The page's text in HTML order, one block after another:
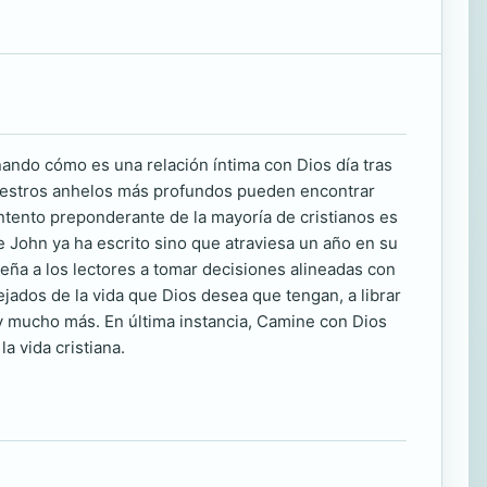
cómo es una relación íntima con Dios día tras
anhelos más profundos pueden encontrar
preponderante de la mayoría de cristianos es
ya ha escrito sino que atraviesa un año en su
a los lectores a tomar decisiones alineadas con
de la vida que Dios desea que tengan, a librar
más. En última instancia, Camine con Dios
vida cristiana.